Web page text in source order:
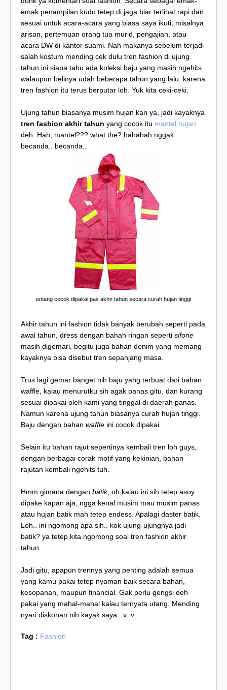
emak penampilan kudu tetep di jaga biar terlihat rapi dan
sesuai untuk acara-acara yang biasa saya ikuti, misalnya
arisan, pertemuan orang tua murid, pengajian, atau
acara DW di kantor suami. Nah makanya sebelum terjadi
salah kostum mending cek dulu tren fashion di ujung
tahun ini siapa tahu ada koleksi baju yang masih ngehits
walaupun belinya udah beberapa tahun yang lalu, karena
tren fashion itu terus berputar loh. Yuk kita ceki-ceki.
Ujung tahun biasanya musim hujan kan ya, jadi kayaknya
tren fashion akhir tahun yang cocok itu mantel hujan
deh. Hah, mantel??? what the? hahahah nggak..
becanda.. becanda..
emang cocok dipakai pas akhir tahun secara curah hujan tinggi
Akhir tahun ini fashion tidak banyak berubah seperti pada
awal tahun, dress dengan bahan ringan seperti sifone
masih digemari, begitu juga bahan denim yang memang
kayaknya bisa disebut tren sepanjang masa.
Trus lagi gemar banget nih baju yang terbuat dari bahan
waffle, kalau menurutku sih agak panas gitu, dan kurang
sesuai dipakai oleh kami yang tinggal di daerah panas.
Namun karena ujung tahun biasanya curah hujan tinggi.
Baju dengan bahan waffle ini cocok dipakai.
Selain itu bahan rajut sepertinya kembali tren loh guys,
dengan berbagai corak motif yang kekinian, bahan
rajutan kembali ngehits tuh.
Hmm gimana dengan batik, oh kalau ini sih tetep asoy
dipake kapan aja, ngga kenal musim mau musim panas
atau hujan batik mah tetep endess. Apalagi daster batik.
Loh.. ini ngomong apa sih.. kok ujung-ujungnya jadi
batik? ya tetep kita ngomong soal tren fashion akhir
tahun.
Jadi gitu, apapun trennya yang penting adalah semua
yang kamu pakai tetep nyaman baik secara bahan,
kesopanan, maupun financial. Gak perlu gengsi deh
pakai yang mahal-mahal kalau ternyata utang. Mending
nyari diskonan nih kayak saya. :v :v
Tag : Fashion